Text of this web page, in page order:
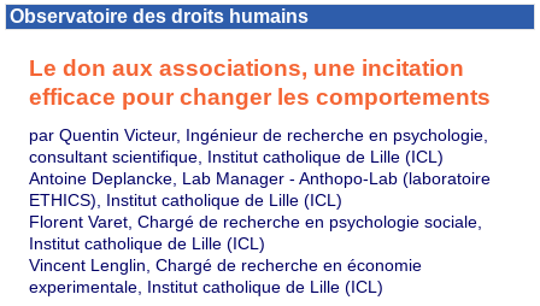
Observatoire des droits humains
Le don aux associations, une incitation
efficace pour changer les comportements
par Quentin Victeur, Ingénieur de recherche en psychologie,
consultant scientifique, Institut catholique de Lille (ICL)
Antoine Deplancke, Lab Manager - Anthopo-Lab (laboratoire
ETHICS), Institut catholique de Lille (ICL)
Florent Varet, Chargé de recherche en psychologie sociale,
Institut catholique de Lille (ICL)
Vincent Lenglin, Chargé de recherche en économie
experimentale, Institut catholique de Lille (ICL)